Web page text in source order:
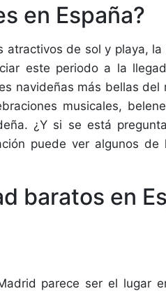
en España?
atractivos de sol y playa,
este periodo a la
navideñas más bellas del
musicales,
¿Y si se está
puede ver algunos de
baratos en
parece ser el lugar